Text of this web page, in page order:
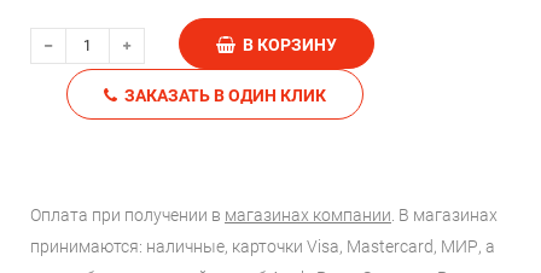
В КОРЗИНУ
ЗАКАЗАТЬ В ОДИН КЛИК
Оплата при получении в магазинах компании . В магазинах
принимаются: наличные, карточки Visa, Mastercard, МИР, а